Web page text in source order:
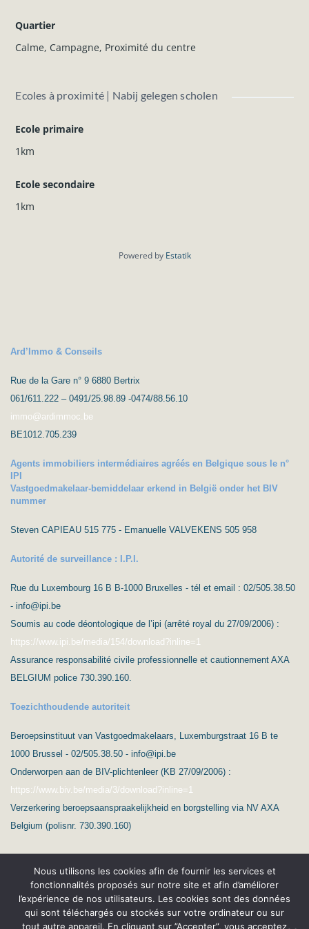
Quartier
Calme, Campagne, Proximité du centre
Ecoles à proximité | Nabij gelegen scholen
Ecole primaire
1km
Ecole secondaire
1km
Powered by Estatik
Ard’Immo & Conseils
Rue de la Gare n° 9 6880 Bertrix
061/611.222 – 0491/25.98.89 -0474/88.56.10
immo@ardimmoc.be
BE1012.705.239
Agents immobiliers intermédiaires agréés en Belgique sous le n°
IPI
Vastgoedmakelaar-bemiddelaar erkend in België onder het BIV
nummer
Steven CAPIEAU 515 775 - Emanuelle VALVEKENS 505 958
Autorité de surveillance : I.P.I.
Rue du Luxembourg 16 B B-1000 Bruxelles - tél et email : 02/505.38.50
- info@ipi.be
Soumis au code déontologique de l’ipi (arrêté royal du 27/09/2006) :
https://www.ipi.be/media/154/download?inline=1
Assurance responsabilité civile professionnelle et cautionnement AXA
BELGIUM police 730.390.160.
Toezichthoudende autoriteit
Beroepsinstituut van Vastgoedmakelaars, Luxemburgstraat 16 B te
1000 Brussel - 02/505.38.50 - info@ipi.be
Onderworpen aan de BIV-plichtenleer (KB 27/09/2006) :
https://www.biv.be/media/3/download?inline=1
Verzerkering beroepsaanspraakelijkheid en borgstelling via NV AXA
Belgium (polisnr. 730.390.160)
(c) Ard’Immo & Conseils
Nous utilisons les cookies afin de fournir les services et
fonctionnalités proposés sur notre site et afin d’améliorer
l’expérience de nos utilisateurs. Les cookies sont des données
qui sont téléchargés ou stockés sur votre ordinateur ou sur
tout autre appareil. En cliquant sur ”Accepter”, vous acceptez